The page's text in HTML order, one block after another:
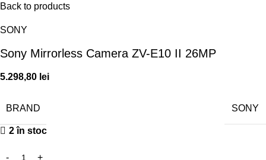
Back to products
SONY
Sony Mirrorless Camera ZV-E10 II 26MP
5.298,80 lei
BRAND SONY
2 în stoc